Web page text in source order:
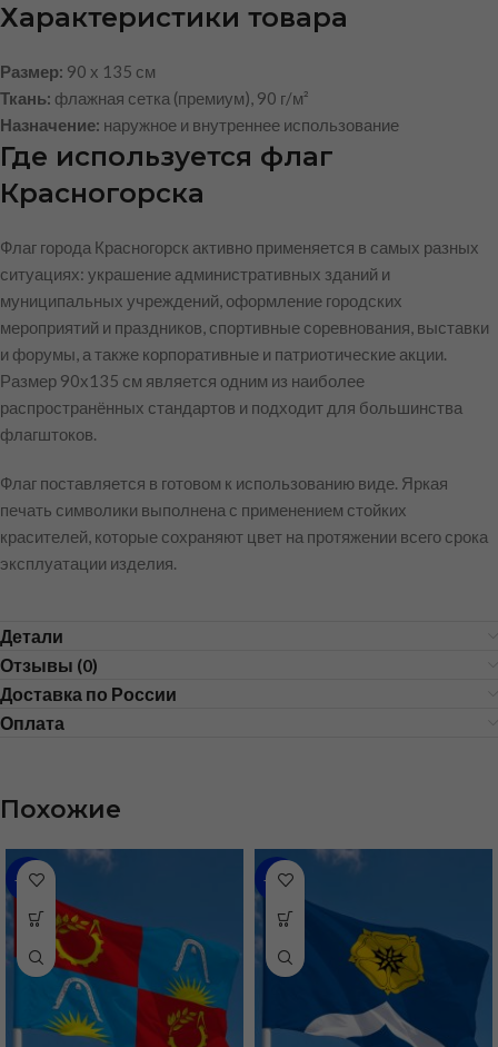
Характеристики товара
Размер: 90 х 135 см
Ткань: флажная сетка (премиум), 90 г/м²
Назначение: наружное и внутреннее использование
Где используется флаг
Красногорска
Флаг города Красногорск активно применяется в самых разных
ситуациях: украшение административных зданий и
муниципальных учреждений, оформление городских
мероприятий и праздников, спортивные соревнования, выставки
и форумы, а также корпоративные и патриотические акции.
Размер 90х135 см является одним из наиболее
распространённых стандартов и подходит для большинства
флагштоков.
Флаг поставляется в готовом к использованию виде. Яркая
печать символики выполнена с применением стойких
красителей, которые сохраняют цвет на протяжении всего срока
эксплуатации изделия.
Детали
Отзывы (0)
Доставка по России
Оплата
Похожие
-46% -48%